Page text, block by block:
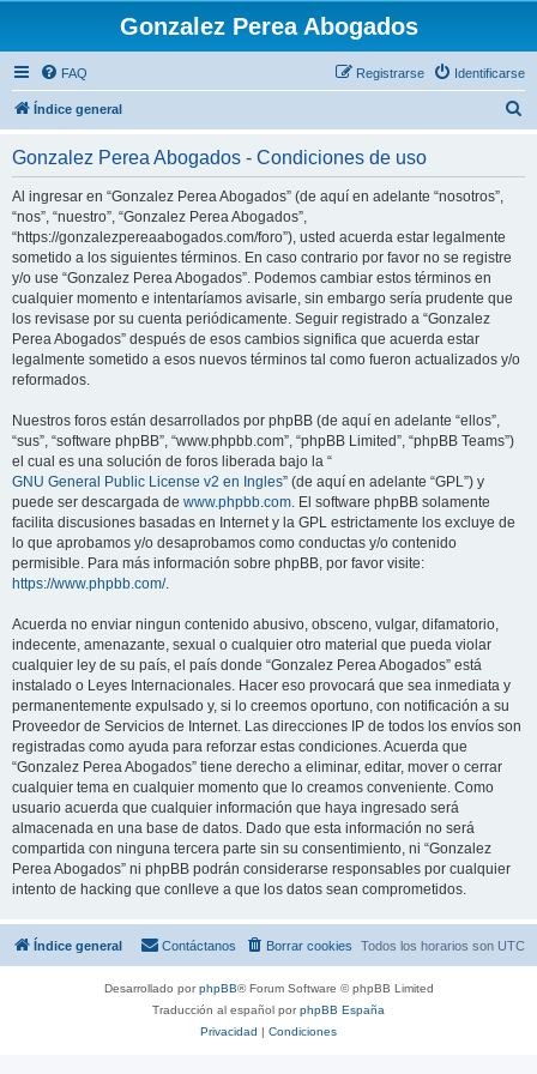
Gonzalez Perea Abogados
FAQ Identificarse
Registrarse
Índice general
Gonzalez Perea Abogados - Condiciones de uso
Al ingresar en “Gonzalez Perea Abogados” (de aquí en adelante “nosotros”,
“nos”, “nuestro”, “Gonzalez Perea Abogados”,
“https://gonzalezpereaabogados.com/foro”), usted acuerda estar legalmente
sometido a los siguientes términos. En caso contrario por favor no se registre
y/o use “Gonzalez Perea Abogados”. Podemos cambiar estos términos en
cualquier momento e intentaríamos avisarle, sin embargo sería prudente que
los revisase por su cuenta periódicamente. Seguir registrado a “Gonzalez
Perea Abogados” después de esos cambios significa que acuerda estar
legalmente sometido a esos nuevos términos tal como fueron actualizados y/o
reformados.
Nuestros foros están desarrollados por phpBB (de aquí en adelante “ellos”,
“sus”, “software phpBB”, “www.phpbb.com”, “phpBB Limited”, “phpBB Teams”)
el cual es una solución de foros liberada bajo la “
GNU General Public License v2 en Ingles” (de aquí en adelante “GPL”) y
puede ser descargada de www.phpbb.com. El software phpBB solamente
facilita discusiones basadas en Internet y la GPL estrictamente los excluye de
lo que aprobamos y/o desaprobamos como conductas y/o contenido
permisible. Para más información sobre phpBB, por favor visite:
https://www.phpbb.com/.
Acuerda no enviar ningun contenido abusivo, obsceno, vulgar, difamatorio,
indecente, amenazante, sexual o cualquier otro material que pueda violar
cualquier ley de su país, el país donde “Gonzalez Perea Abogados” está
instalado o Leyes Internacionales. Hacer eso provocará que sea inmediata y
permanentemente expulsado y, si lo creemos oportuno, con notificación a su
Proveedor de Servicios de Internet. Las direcciones IP de todos los envíos son
registradas como ayuda para reforzar estas condiciones. Acuerda que
“Gonzalez Perea Abogados” tiene derecho a eliminar, editar, mover o cerrar
cualquier tema en cualquier momento que lo creamos conveniente. Como
usuario acuerda que cualquier información que haya ingresado será
almacenada en una base de datos. Dado que esta información no será
compartida con ninguna tercera parte sin su consentimiento, ni “Gonzalez
Perea Abogados” ni phpBB podrán considerarse responsables por cualquier
intento de hacking que conlleve a que los datos sean comprometidos.
Índice general Todos los horarios son UTC
Borrar cookies
Contáctanos
Desarrollado porphpBB® Forum Software © phpBB Limited
Traducción al español porphpBB España
Privacidad | Condiciones